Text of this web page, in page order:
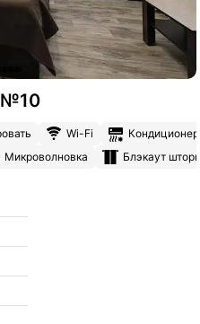
№10
Wi-Fi
Кондиционер
Микроволновка Блэкаут